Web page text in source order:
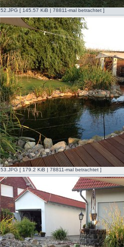
52.JPG [ 145.57 KiB | 78811-mal betrachtet ]
53.JPG [ 179.2 KiB | 78811-mal betrachtet ]